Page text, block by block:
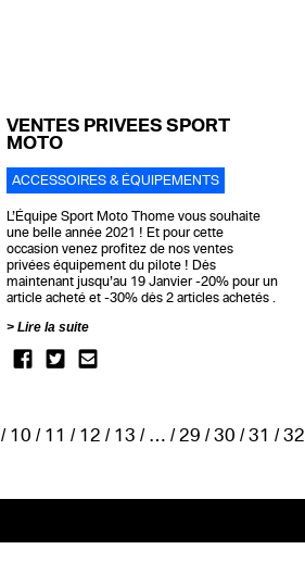
VENTES PRIVÉES SPORT
MOTO
ACCESSOIRES & ÉQUIPEMENTS
L’Équipe Sport Moto Thome vous souhaite
une belle année 2021 ! Et pour cette
occasion venez profitez de nos ventes
privées équipement du pilote ! Dès
maintenant jusqu’au 19 Janvier -20% pour un
article acheté et -30% dès 2 articles achetés .
Lire la suite
/ 10 / 11 / 12 / 13 / … /29 /30 /31 /32